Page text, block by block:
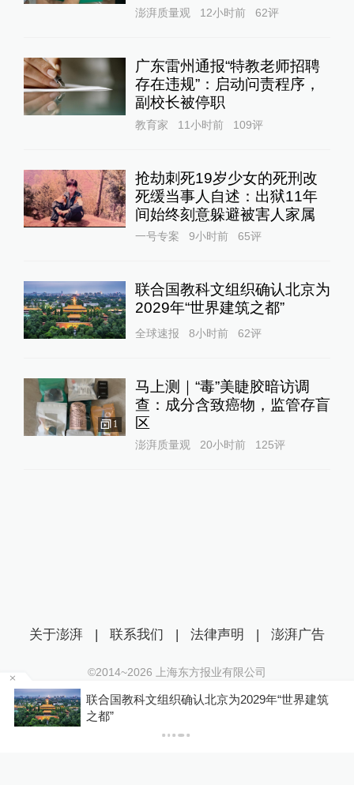
澎湃质量观 12小时前 62评
广东雷州通报“特教老师招聘
存在违规”：启动问责程序，
副校长被停职
教育家 11小时前 109评
抢劫刺死19岁少女的死刑改
死缓当事人自述：出狱11年
间始终刻意躲避被害人家属
一号专案 9小时前 65评
联合国教科文组织确认北京为
2029年“世界建筑之都”
全球速报 8小时前 62评
1
马上测｜“毒”美睫胶暗访调
查：成分含致癌物，监管存盲
区
澎湃质量观 20小时前 125评
伊朗副外长：霍尔木兹海峡新安排将关闭临时航
道
关于澎湃 | 联系我们 | 法律声明 | 澎湃广告
©2014~2026 上海东方报业有限公司
沪ICP证：沪B2-20170116 | 沪ICP备14003370号
互联网新闻信息服务许可证：31120170006
沪公网安备 31010602000299号